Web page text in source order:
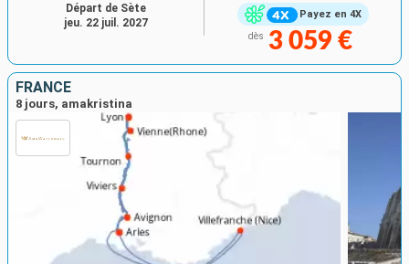
Payez en 4X
dès 3 059 €
Départ de Sète
jeu. 22 juil. 2027
FRANCE
8 jours, amakristina